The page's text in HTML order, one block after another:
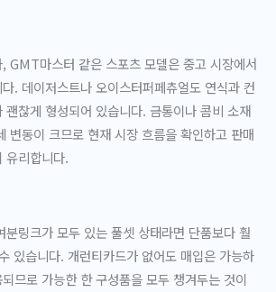
GMT마스터 같은 스포츠 모델은 중고 시장에서
. 데이저스트나 오이스터퍼페츄얼도 연식과 컨
괜찮게 형성되어 있습니다. 금통이나 콤비 소재
변동이 크므로 현재 시장 흐름을 확인하고 판매
유리합니다.
분링크가 모두 있는 풀셋 상태라면 단품보다 훨
있습니다. 개런티카드가 없어도 매입은 가능하
므로 가능한 한 구성품을 모두 챙겨두는 것이